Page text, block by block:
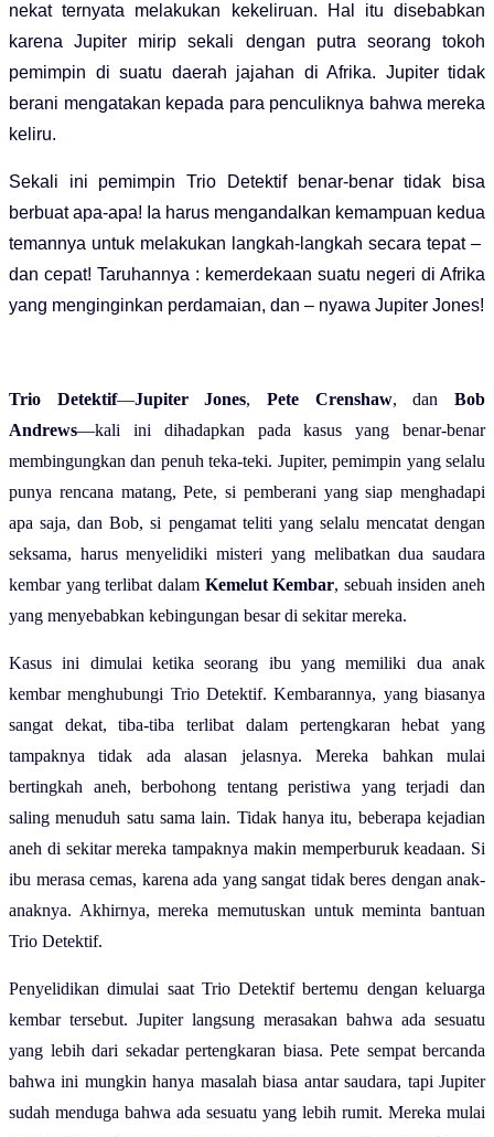
nekat ternyata melakukan kekeliruan. Hal itu disebabkan
karena Jupiter mirip sekali dengan putra seorang tokoh
pemimpin di suatu daerah jajahan di Afrika. Jupiter tidak
berani mengatakan kepada para penculiknya bahwa mereka
keliru.
Sekali ini pemimpin Trio Detektif benar-benar tidak bisa
berbuat apa-apa! Ia harus mengandalkan kemampuan kedua
temannya untuk melakukan langkah-langkah secara tepat –
dan cepat! Taruhannya : kemerdekaan suatu negeri di Afrika
yang menginginkan perdamaian, dan – nyawa Jupiter Jones!
Trio Detektif—Jupiter Jones,Pete Crenshaw, danBob
Andrews—kali ini dihadapkan pada kasus yang benar-benar
membingungkan dan penuh teka-teki. Jupiter, pemimpin yang selalu
punya rencana matang, Pete, si pemberani yang siap menghadapi
apa saja, dan Bob, si pengamat teliti yang selalu mencatat dengan
seksama, harus menyelidiki misteri yang melibatkan dua saudara
kembar yang terlibat dalam Kemelut Kembar, sebuah insiden aneh
yang menyebabkan kebingungan besar di sekitar mereka.
Kasus ini dimulai ketika seorang ibu yang memiliki dua anak
kembar menghubungi Trio Detektif. Kembarannya, yang biasanya
sangat dekat, tiba-tiba terlibat dalam pertengkaran hebat yang
tampaknya tidak ada alasan jelasnya. Mereka bahkan mulai
bertingkah aneh, berbohong tentang peristiwa yang terjadi dan
saling menuduh satu sama lain. Tidak hanya itu, beberapa kejadian
aneh di sekitar mereka tampaknya makin memperburuk keadaan. Si
ibu merasa cemas, karena ada yang sangat tidak beres dengan anak-
anaknya. Akhirnya, mereka memutuskan untuk meminta bantuan
Trio Detektif.
Penyelidikan dimulai saat Trio Detektif bertemu dengan keluarga
kembar tersebut. Jupiter langsung merasakan bahwa ada sesuatu
yang lebih dari sekadar pertengkaran biasa. Pete sempat bercanda
bahwa ini mungkin hanya masalah biasa antar saudara, tapi Jupiter
sudah menduga bahwa ada sesuatu yang lebih rumit. Mereka mulai